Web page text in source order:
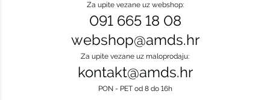
Za upite vezane uz webshop:
091 665 18 08
webshop@amds.hr
Za upite vezane uz maloprodaju:
kontakt@amds.hr
PON - PET od 8 do 16h